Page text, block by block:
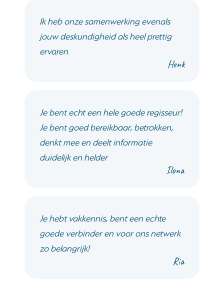
Ik heb onze samenwerking evenals
jouw deskundigheid als heel prettig
ervaren
Henk
Je bent echt een hele goede regisseur!
Je bent goed bereikbaar, betrokken,
denkt mee en deelt informatie
duidelijk en helder
Ilona
Je hebt vakkennis, bent een echte
goede verbinder en voor ons netwerk
zo belangrijk!
Ria